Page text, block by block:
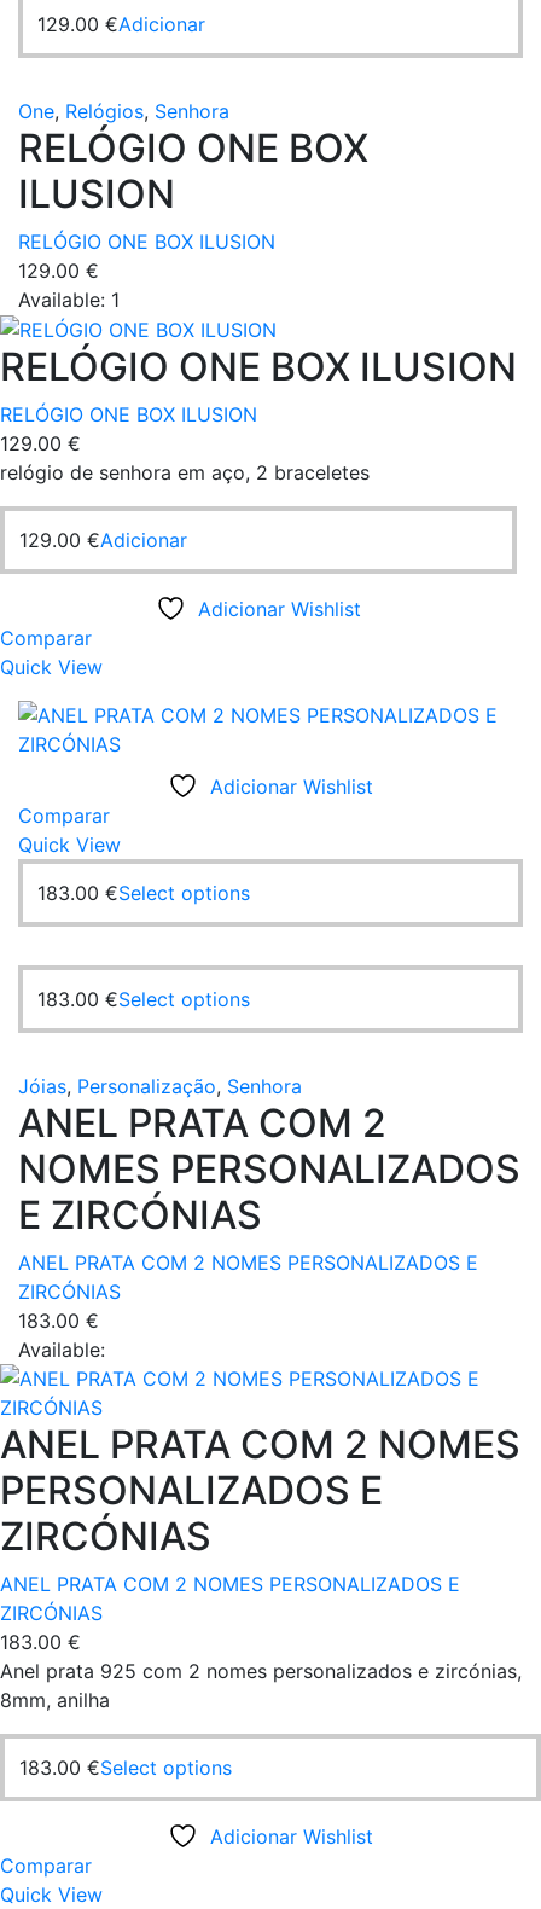
129.00 €Adicionar
One, Relógios, Senhora
RELÓGIO ONE BOX
ILUSION
RELÓGIO ONE BOX ILUSION
129.00 €
Available: 1
RELÓGIO ONE BOX ILUSION
RELÓGIO ONE BOX ILUSION
129.00 €
relógio de senhora em aço, 2 braceletes
129.00 €Adicionar
Adicionar Wishlist
Comparar
Quick View
Adicionar Wishlist
Comparar
Quick View
183.00 €Select optionsThis
product
variants.
The
may
be
chosen
on
the
page
183.00 €Select optionsThis
product
multiple
variants.
The
options
may
be
chosen
page
Jóias, Personalização, Senhora
ANEL PRATA COM 2
NOMES PERSONALIZADOS
E ZIRCÓNIAS
ANEL PRATA COM 2 NOMES PERSONALIZADOS E
ZIRCÓNIAS
183.00 €
Available:
ANEL PRATA COM 2 NOMES
PERSONALIZADOS E
ZIRCÓNIAS
ANEL PRATA COM 2 NOMES PERSONALIZADOS E
ZIRCÓNIAS
183.00 €
Anel prata 925 com 2 nomes personalizados e zircónias,
8mm, anilha
183.00 €Select optionsThis
product
has
Adicionar Wishlist
Comparar
Quick View